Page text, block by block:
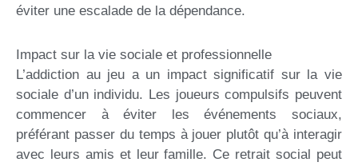
éviter une escalade de la dépendance.
Impact sur la vie sociale et professionnelle
L’addiction au jeu a un impact significatif sur la vie
sociale d’un individu. Les joueurs compulsifs peuvent
commencer à éviter les événements sociaux,
préférant passer du temps à jouer plutôt qu’à interagir
avec leurs amis et leur famille. Ce retrait social peut